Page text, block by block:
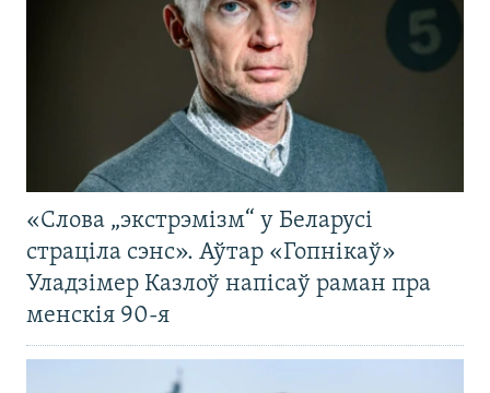
«Слова „экстрэмізм“ у Беларусі
страціла сэнс». Аўтар «Гопнікаў»
Уладзімер Казлоў напісаў раман пра
менскія 90-я